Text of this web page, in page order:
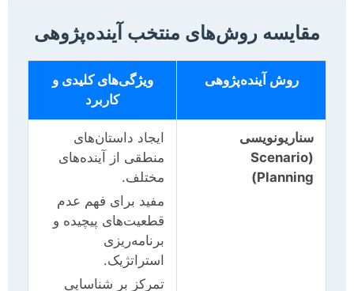
مقایسه روش‌های منتخب آینده‌پژوهی
روش آینده‌پژوهی
ویژگی‌های کلیدی و
کاربرد
سناریونویسی
(Scenario
Planning)
ایجاد داستان‌های
منطقی از آینده‌های
مختلف.
مفید برای فهم عدم
قطعیت‌های پیچیده و
برنامه‌ریزی
استراتژیک.
تمرکز بر شناسایی